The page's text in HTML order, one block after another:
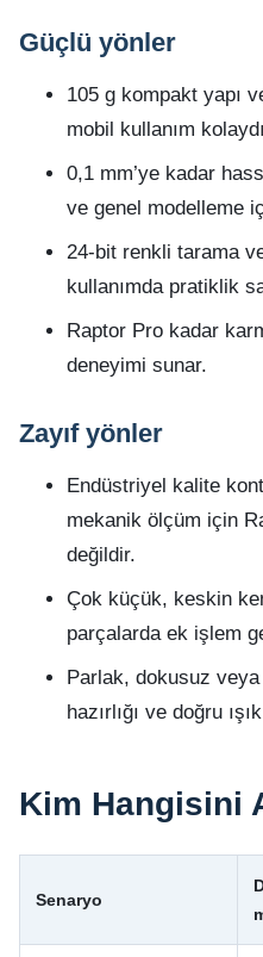
Güçlü yönler
105 g kompakt yapı
mobil kullanım
0,1 mm’ye kadar
ve genel modelleme
24-bit renkli tarama
kullanımda pratiklik
Raptor Pro kadar
deneyimi sunar.
Zayıf yönler
Endüstriyel kalite
mekanik ölçüm için
değildir.
Çok küçük, keskin
parçalarda ek işlem
Parlak, dokusuz
hazırlığı ve doğru
Kim Hangisini
Senaryo